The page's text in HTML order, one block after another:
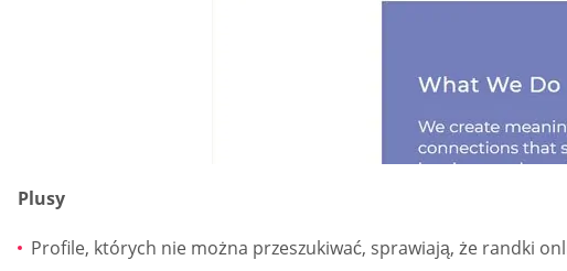
Plusy
Profile, których nie można przeszukiwać, sprawiają, że randki